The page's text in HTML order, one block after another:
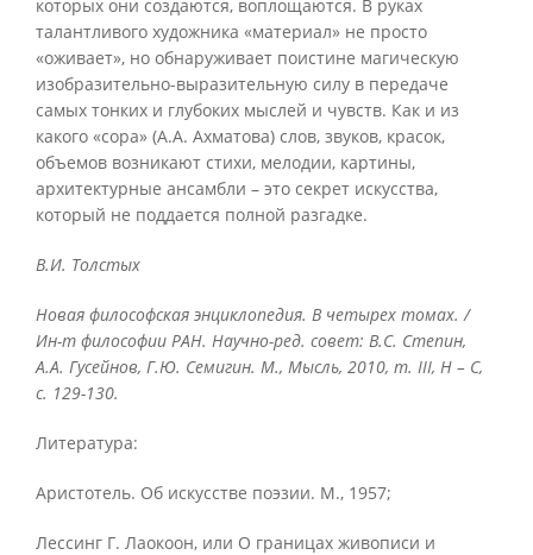
которых они создаются, воплощаются. В руках
талантливого художника «материал» не просто
«оживает», но обнаруживает поистине магическую
изобразительно-выразительную силу в передаче
самых тонких и глубоких мыслей и чувств. Как и из
какого «сора» (А.А. Ахматова) слов, звуков, красок,
объемов возникают стихи, мелодии, картины,
архитектурные ансамбли – это секрет искусства,
который не поддается полной разгадке.
В.И. Толстых
Новая философская энциклопедия. В четырех томах. /
Ин-т философии РАН. Научно-ред. совет: В.С. Степин,
А.А. Гусейнов, Г.Ю. Семигин. М., Мысль, 2010, т. III, Н – С,
с. 129-130.
Литература:
Аристотель. Об искусстве поэзии. М., 1957;
Лессинг Г. Лаокоон, или О границах живописи и